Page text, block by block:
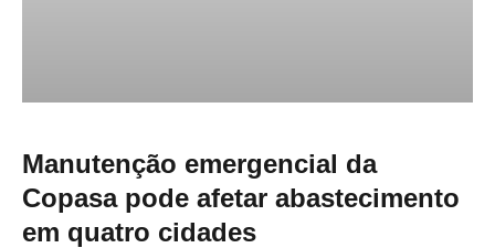
Manutenção emergencial da
Copasa pode afetar abastecimento
em quatro cidades